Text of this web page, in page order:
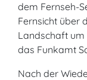
dem Fernseh-
Fernsicht über
Landschaft um
das Funkamt
Nach der